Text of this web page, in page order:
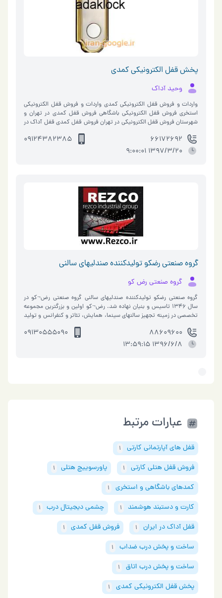
پخش قفل الکترونیکی کمدی
وحید آداک
واردات و فروش قفل الکترونیکی کمدی واردات و فروش قفل الکترونیکی
استخری فروش قفل الکترونیکی باشگاهی فروش قفل کمدی در تهران و
شهرستان فروش قفل الکترونیکی در تهران فروش قفل کمدی قفل آداک در
66172692
09124382385
1397/3/20 9:00:01
گروه صنعتی رضکو تولیدکننده صندلیهای سالنی
گروه صنعتی رض کو
گروه صنعتی رضکو تولیدکننده صندلیهای سالنی گروه صنعتی رض¬کو در
سال ۱۳۴۶ تاسیس و بنیان نهاده شد. رض¬کو اولین و بزرگترین مجموعه
تخصصی در زمینه تجهیز سالنهای سینما، همایش، تئاتر و کنفرانس و تولید
88609600
09130555090
1396/6/8 13:59:15
عبارات مرتبط
قفل های آپارتمانی کارتی 1
فروش قفل هتلی کارتی 1 پاورسوییچ هتلی 1
کمدهای باشگاهی و استخری 1
کارت و دستبند هوشمند 1 چشمی دیجیتال درب 1
قفل آداک در ایران 1 فروش قفل کمدی 1
ساخت و پخش درب ضداب 1
ساخت و پخش درب اتاق 1
پخش قفل الکترونیکی کمدی 1